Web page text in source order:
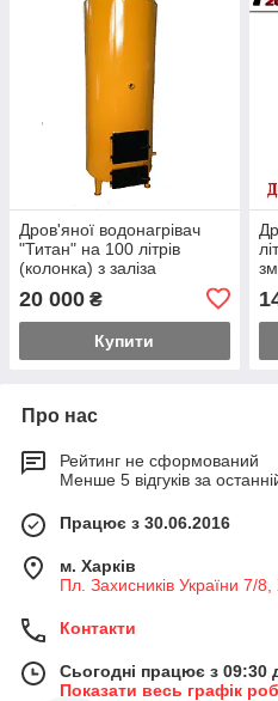
Дров'яної водонагрівач
"Титан" на 100 літрів
(колонка) з заліза
20 000 ₴
Купити
Про нас
Рейтинг не сформований
Менше 5 відгуків за
Працює з 30.06.2016
м. Харків
Пл. Захисників України 7/8,
Контакти
Сьогодні працює з 09:30
Показати весь графік